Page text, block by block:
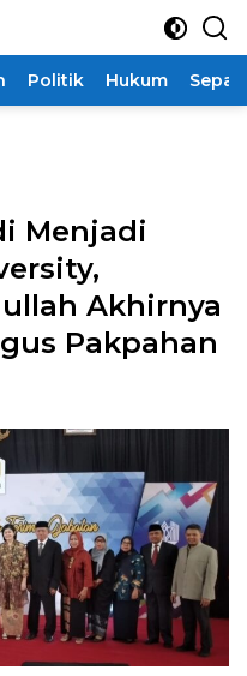
Politik Hukum
Menjadi
Akhirnya
Pakpahan